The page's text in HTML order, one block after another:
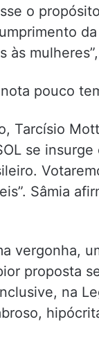
o
às
pouco
Tarcísio
se
Sâmia
vergonha,
proposta
na